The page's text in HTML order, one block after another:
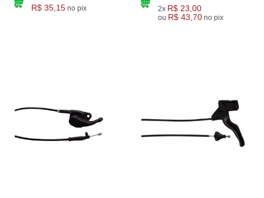
R$ 35,15 no pix 2x R$ 23,00
ou R$ 43,70 no pix